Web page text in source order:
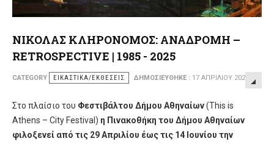
ΝΙΚΟΛΑΣ ΚΛΗΡΟΝΟΜΟΣ: ΑΝΑΔΡΟΜΗ –
RETROSPECTIVE | 1985 - 2025
CATEGORY ΕΙΚΑΣΤΙΚΆ/ΕΚΘΈΣΕΙΣ ΔΗΜΟΣΙΕΎΘΗΚΕ : 17 ΑΠΡΙΛΊΟΥ 2026
Στο πλαίσιο του Φεστιβάλτου Δήμου Αθηναίων(This is
Athens – City Festival) η Πινακοθήκη του Δήμου Αθηναίων
φιλοξενεί από τις 29 Απριλίου έως τις 14 Ιουνίου την